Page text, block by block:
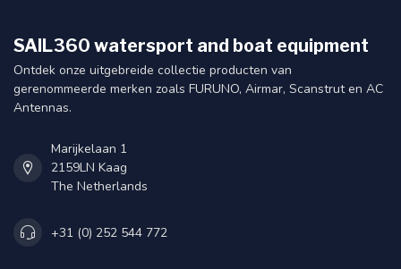
SAIL360 watersport and boat equipment
Ontdek onze uitgebreide collectie producten van
gerenommeerde merken zoals FURUNO, Airmar, Scanstrut en AC
Antennas.
Marijkelaan 1
2159LN Kaag
The Netherlands
+31 (0) 252 544 772